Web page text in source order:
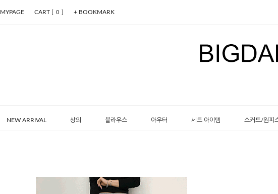
MYPAGE CART [ 0 ] + BOOKMARK
NEW ARRIVAL 상의 블라우스 아우터 세트 아이템 스커트/원피